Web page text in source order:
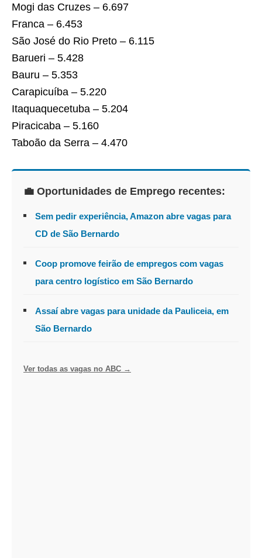
Mogi das Cruzes – 6.697
Franca – 6.453
São José do Rio Preto – 6.115
Barueri – 5.428
Bauru – 5.353
Carapicuíba – 5.220
Itaquaquecetuba – 5.204
Piracicaba – 5.160
Taboão da Serra – 4.470
💼 Oportunidades de Emprego recentes:
Sem pedir experiência, Amazon abre vagas para
CD de São Bernardo
Coop promove feirão de empregos com vagas
para centro logístico em São Bernardo
Assaí abre vagas para unidade da Pauliceia, em
São Bernardo
Ver todas as vagas no ABC →